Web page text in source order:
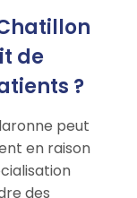
de
?
peut
en raison
des